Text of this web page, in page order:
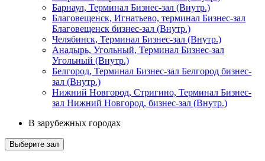
Барнаул, Терминал Бизнес-зал (Внутр.)
Благовещенск, Игнатьево, терминал Бизнес-зал
Благовещенск бизнес-зал (Внутр.)
Челябинск, Терминал Бизнес-зал (Внутр.)
Анадырь, Угольный, Терминал Бизнес-зал
Угольный (Внутр.)
Белгород, Терминал Бизнес-зал Белгород бизнес-
зал (Внутр.)
Нижний Новгород, Стригино, Терминал Бизнес-
зал Нижний Новгород, бизнес-зал (Внутр.)
В зарубежных городах
Выберите зал